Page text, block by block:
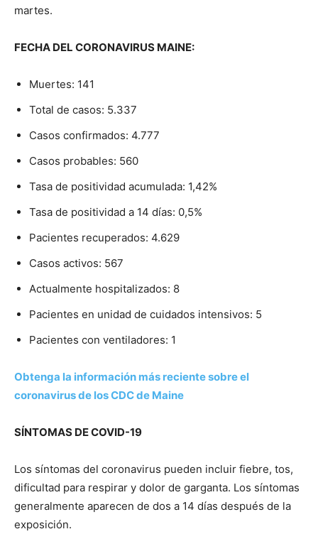
martes.
FECHA DEL CORONAVIRUS MAINE:
Muertes: 141
Total de casos: 5.337
Casos confirmados: 4.777
Casos probables: 560
Tasa de positividad acumulada: 1,42%
Tasa de positividad a 14 días: 0,5%
Pacientes recuperados: 4.629
Casos activos: 567
Actualmente hospitalizados: 8
Pacientes en unidad de cuidados intensivos: 5
Pacientes con ventiladores: 1
Obtenga la información más reciente sobre el
coronavirus de los CDC de Maine
SÍNTOMAS DE COVID-19
Los síntomas del coronavirus pueden incluir fiebre, tos,
dificultad para respirar y dolor de garganta. Los síntomas
generalmente aparecen de dos a 14 días después de la
exposición.